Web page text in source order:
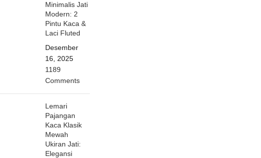
Minimalis Jati
Modern: 2
Pintu Kaca &
Laci Fluted
Desember
16, 2025
1189
Comments
Lemari
Pajangan
Kaca Klasik
Mewah
Ukiran Jati:
Elegansi